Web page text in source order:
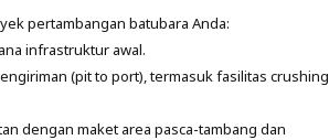
pertambangan batubara Anda:
infrastruktur awal.
(pit to port), termasuk fasilitas crushing
dengan maket area pasca-tambang dan